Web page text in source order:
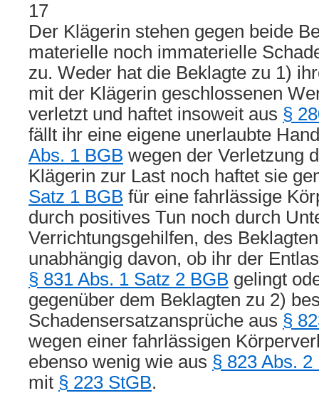
17
Der Klägerin stehen gegen beide
materielle noch immaterielle
zu. Weder hat die Beklagte zu 1)
mit der Klägerin geschlossenen
verletzt und haftet insoweit aus §
fällt ihr eine eigene unerlaubte
Abs. 1 BGB wegen der Verletzung
Klägerin zur Last noch haftet sie
Satz 1 BGB für eine fahrlässige
durch positives Tun noch durch
Verrichtungsgehilfen, des
unabhängig davon, ob ihr der
§ 831 Abs. 1 Satz 2 BGB gelingt
gegenüber dem Beklagten zu 2)
Schadensersatzansprüche aus §
wegen einer fahrlässigen
ebenso wenig wie aus § 823 Abs. 2
mit § 223 StGB.